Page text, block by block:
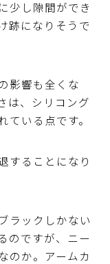
少し隙間ができ
跡になりそうで
影響も全くな
は、シリコング
ている点です。
することになり
ラックしかない
のですが、ニー
のか。アームカ